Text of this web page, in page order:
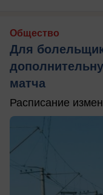
Общество
Для
матча
Расписание